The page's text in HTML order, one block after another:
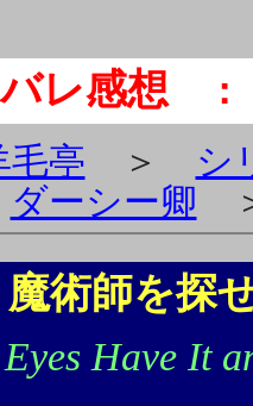
レ感想 ：
毛亭 ＞
シ
ダーシー卿
魔術師を探
Have It